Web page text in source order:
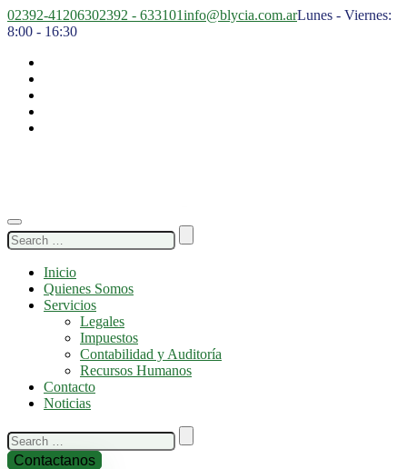
02392-41206302392 - 633101info@blycia.com.arLunes - Viernes:
8:00 - 16:30
Search
for:
Inicio
Quienes Somos
Servicios
Legales
Impuestos
Contabilidad y Auditoría
Recursos Humanos
Contacto
Noticias
Search
for:
Contactanos